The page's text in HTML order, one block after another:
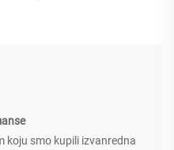
koju smo kupili izvanredna